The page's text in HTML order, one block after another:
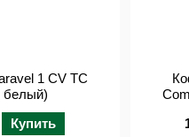
1 CV TC
белый)
Купить